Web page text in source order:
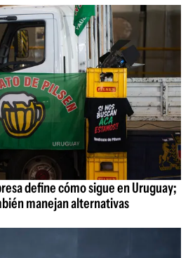
define cómo sigue en Uruguay;
manejan alternativas